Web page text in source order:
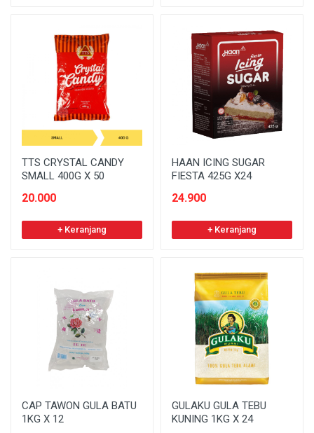
TTS CRYSTAL CANDY
SMALL 400G X 50
20.000
+ Keranjang
HAAN ICING SUGAR
FIESTA 425G X24
24.900
+ Keranjang
CAP TAWON GULA BATU
1KG X 12
GULAKU GULA TEBU
KUNING 1KG X 24